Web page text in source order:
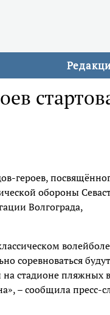
героев,
обороны
Волгограда,
соревноваться
на стадионе пляжных
– сообщила пресс-